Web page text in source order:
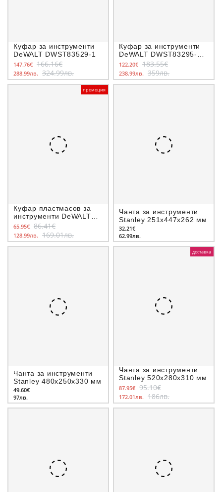
Куфар за инструменти
DeWALT DWST83529-1
147.76€ 166.16€
288.99лв. 324.99лв.
Куфар за инструменти
DeWALT DWST83295-1
TOUGHSYSTEM 2.0
DS450
122.20€ 183.55€
238.99лв. 359лв.
промоция
Куфар пластмасов за
инструменти DeWALT
DS166, 554х371х165мм
65.95€ 86.41€
128.99лв. 169.01лв.
Чанта за инструменти
Stanley 251х447х262 мм
32.21€
62.99лв.
Чанта за инструменти
Stanley 480х250х330 мм
49.60€
97лв.
доставка
Чанта за инструменти
Stanley 520х280х310 мм
87.95€ 95.10€
172.01лв. 186лв.